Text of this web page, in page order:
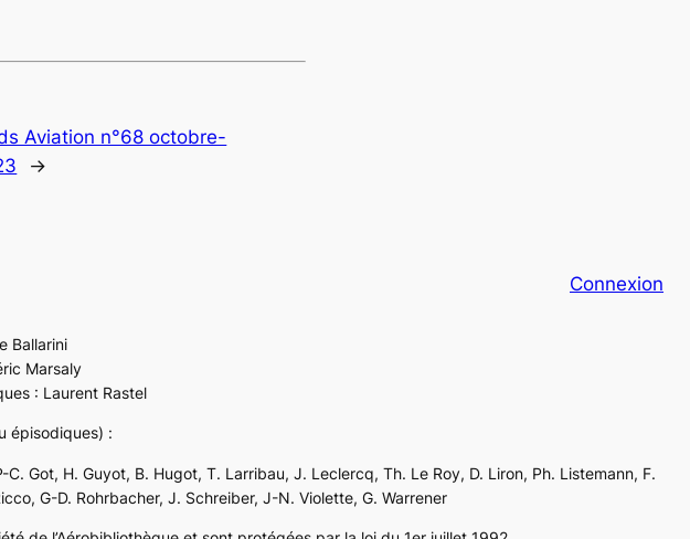
Aviation n°68 octobre-
→
Connexion
Ballarini
Marsaly
: Laurent Rastel
épisodiques) :
Got, H. Guyot, B. Hugot, T. Larribau, J. Leclercq, Th. Le Roy, D. Liron, Ph. Listemann, F.
G-D. Rohrbacher, J. Schreiber, J-N. Violette, G. Warrener